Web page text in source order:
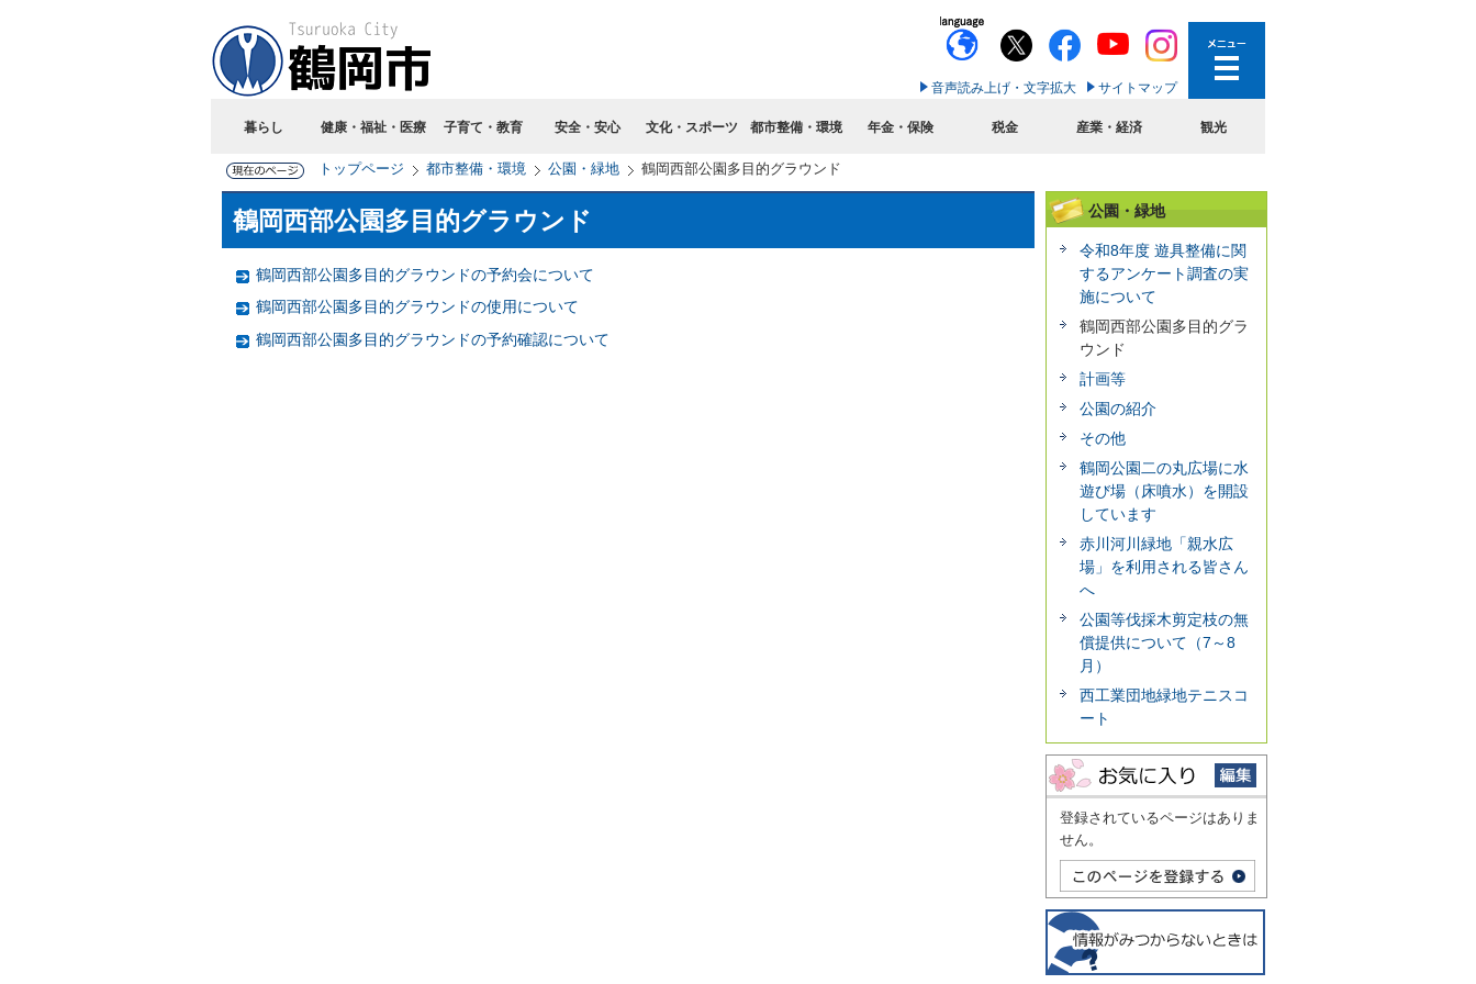
音声読み上げ・文字拡大 サイトマップ
暮らし 健康・福祉・医療 子育て・教育 安全・安心 文化・スポーツ 都市整備・環境 年金・保険 税金 産業・経済 観光
トップページ 都市整備・環境 公園・緑地 鶴岡西部公園多目的グラウンド
鶴岡西部公園多目的グラウンド
鶴岡西部公園多目的グラウンドの予約会について
鶴岡西部公園多目的グラウンドの使用について
鶴岡西部公園多目的グラウンドの予約確認について
公園・緑地
令和8年度 遊具整備に関
するアンケート調査の実
施について
鶴岡西部公園多目的グラ
ウンド
計画等
公園の紹介
その他
鶴岡公園二の丸広場に水
遊び場（床噴水）を開設
しています
赤川河川緑地「親水広
場」を利用される皆さん
へ
公園等伐採木剪定枝の無
償提供について（7～8
月）
西工業団地緑地テニスコ
ート
登録されているページはありま
せん。